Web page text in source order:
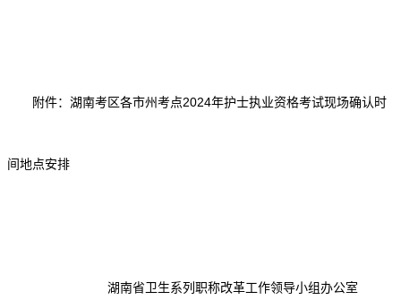
附件：湖南考区各市州考点2024年护士执业资格考试现场确认时
间地点安排
湖南省卫生系列职称改革工作领导小组办公室